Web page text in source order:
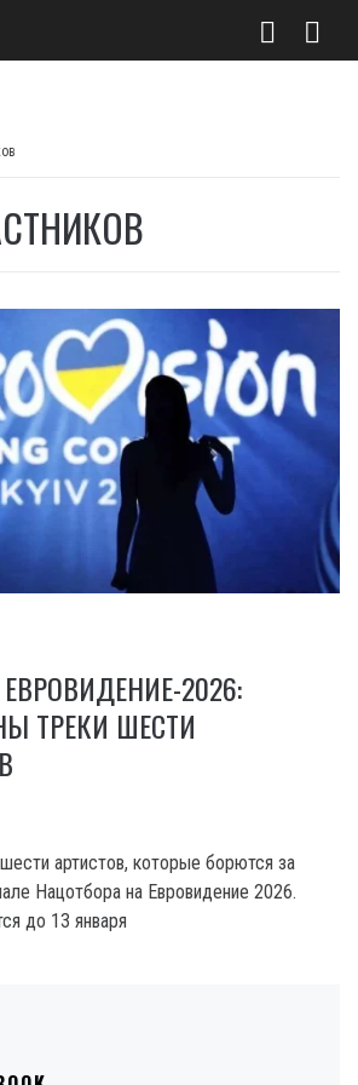
2026:
ТРЕКИ ШЕСТИ
артистов, которые борются за
Нацотбора на Евровидение 2026.
до 13 января